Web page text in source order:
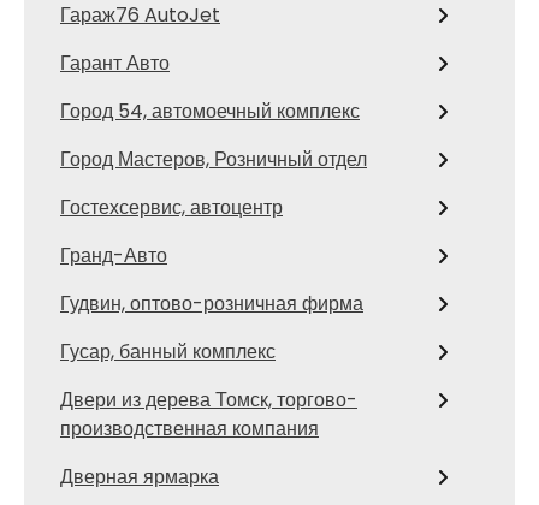
Гараж76 AutoJet
Гарант Авто
Город 54, автомоечный комплекс
Город Мастеров, Розничный отдел
Гостехсервис, автоцентр
Гранд-Авто
Гудвин, оптово-розничная фирма
Гусар, банный комплекс
Двери из дерева Томск, торгово-
производственная компания
Дверная ярмарка